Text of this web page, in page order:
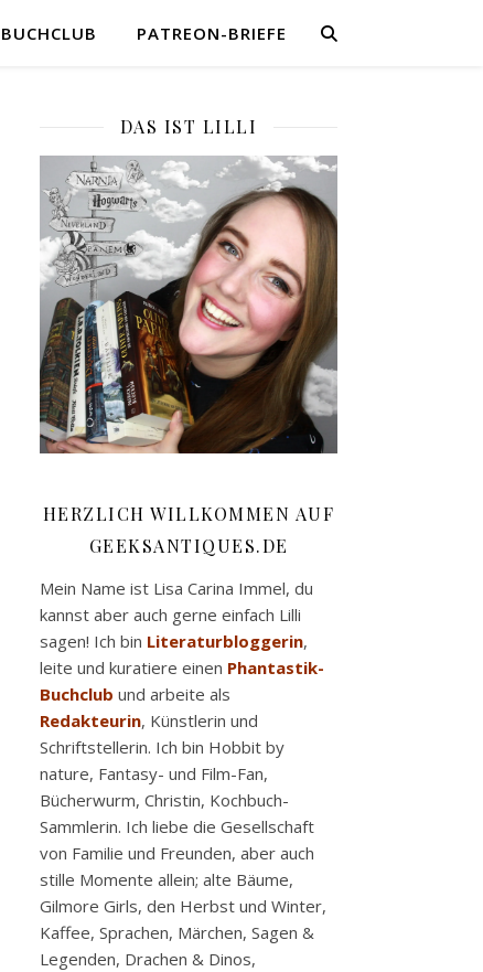
BUCHCLUB PATREON-BRIEFE
DAS IST LILLI
HERZLICH WILLKOMMEN AUF
GEEKSANTIQUES.DE
Mein Name ist Lisa Carina Immel, du
kannst aber auch gerne einfach Lilli
sagen! Ich bin Literaturbloggerin,
leite und kuratiere einen Phantastik-
Buchclub und arbeite als
Redakteurin, Künstlerin und
Schriftstellerin. Ich bin Hobbit by
nature, Fantasy- und Film-Fan,
Bücherwurm, Christin, Kochbuch-
Sammlerin. Ich liebe die Gesellschaft
von Familie und Freunden, aber auch
stille Momente allein; alte Bäume,
Gilmore Girls, den Herbst und Winter,
Kaffee, Sprachen, Märchen, Sagen &
Legenden, Drachen & Dinos,